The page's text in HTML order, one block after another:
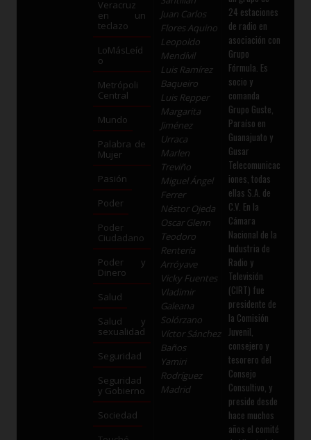
Veracruz
en un
teclazo
LoMásLeíd
o
Metrópoli
Central
Mundo
Palabra de
Mujer
Pasión
Poder
Poder
Ciudadano
Poder y
Dinero
Salud
Salud y
sexualidad
Seguridad
Seguridad
y Gobierno
Sociedad
Juan Carlos
Flores Aquino
Leopoldo
Mendívil
Luis Ramírez
Baqueiro
Luis Repper
Margarita
Jiménez
Urraca
Marlen
Treviño
Miguel Ángel
Ferrer
Néstor Ojeda
Oscar Glenn
Teodoro
Rentería
Arróyave
Vicky Fuentes
Vladimir
Galeana
Solórzano
Víctor Sánchez
Baños
Yamiri
Rodríguez
Madrid
24 estaciones
de radio en
asociación con
Grupo
Fórmula. Es
socio y
comanda
Grupo Guste,
Paraíso en
Guanajuato y
Gusar
Telecomunicac
iones, todas
ellas S.A. de
C.V. En la
Cámara
Nacional de la
Industria de
Radio y
Televisión
(CIRT) fue
presidente de
la Comisión
Juvenil,
consejero y
tesorero del
Consejo
Consultivo, y
preside desde
hace muchos
años el comité